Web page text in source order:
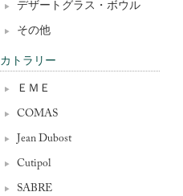
デザートグラス・ボウル
その他
カトラリー
ＥＭＥ
COMAS
Jean Dubost
Cutipol
SABRE